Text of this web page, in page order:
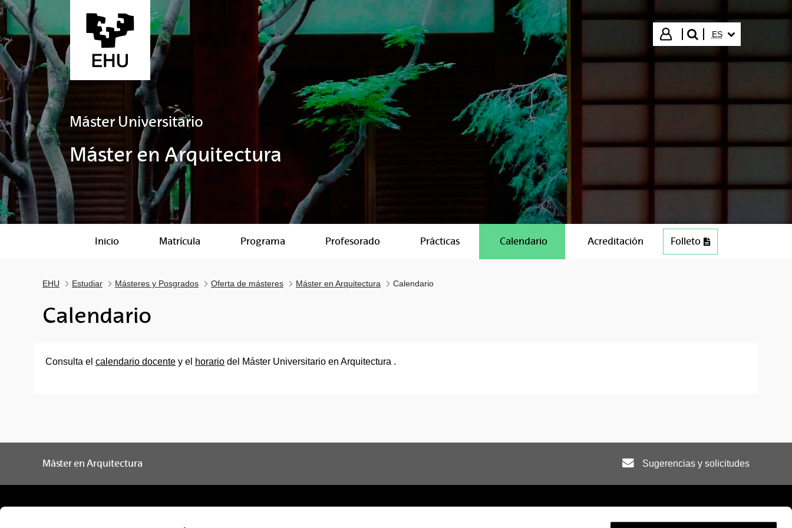
Saltar al contenido principal
Iniciar sesión
buscar"
ES
Máster Universitario
Máster en Arquitectura
Inicio Matrícula Programa Profesorado Prácticas Calendario Acreditación Folleto
EHU Estudiar Másteres y Posgrados Oferta de másteres Máster en Arquitectura Calendario
Calendario
Consulta el calendario docente y el horario del Máster Universitario en Arquitectura .
Máster en Arquitectura Sugerencias y solicitudes